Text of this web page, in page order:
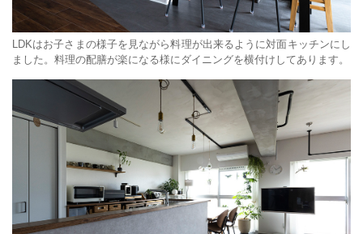
LDKはお子さまの様子を見ながら料理が出来るように対面キッチンにし
ました。料理の配膳が楽になる様にダイニングを横付けしてあります。